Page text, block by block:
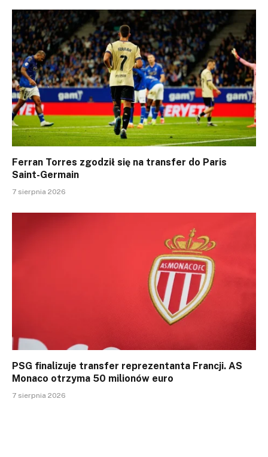
Ferran Torres zgodził się na transfer do Paris
Saint-Germain
7 sierpnia 2026
PSG finalizuje transfer reprezentanta Francji. AS
Monaco otrzyma 50 milionów euro
7 sierpnia 2026